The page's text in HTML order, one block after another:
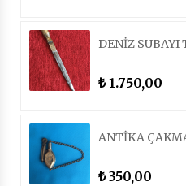
DENİZ SUBAYI
₺1.750,00
ANTİKA
₺350,00